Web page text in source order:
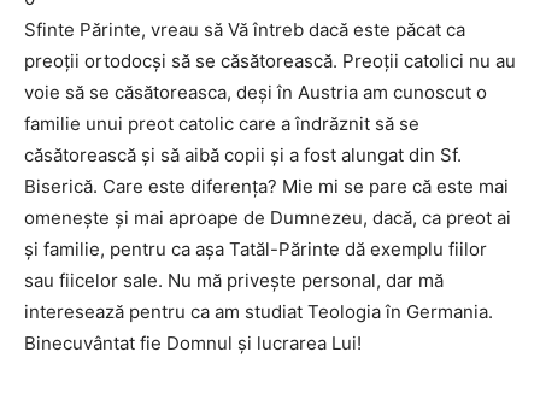
Sfinte Părinte, vreau să Vă întreb dacă este păcat ca
preoţii ortodocşi să se căsătorească. Preoţii catolici nu au
voie să se căsătoreasca, deşi în Austria am cunoscut o
familie unui preot catolic care a îndrăznit să se
căsătorească şi să aibă copii şi a fost alungat din Sf.
Biserică. Care este diferenţa? Mie mi se pare că este mai
omeneşte şi mai aproape de Dumnezeu, dacă, ca preot ai
şi familie, pentru ca aşa Tatăl-Părinte dă exemplu fiilor
sau fiicelor sale. Nu mă priveşte personal, dar mă
interesează pentru ca am studiat Teologia în Germania.
Binecuvântat fie Domnul şi lucrarea Lui!